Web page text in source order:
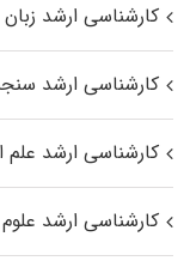
کارشناسی ارشد
کارشناسی ارشد
کارشناسی ارشد
کارشناسی ارشد